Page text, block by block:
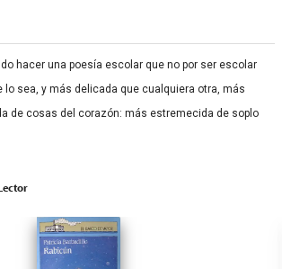
hacer una poesía escolar que no por ser escolar
lo sea, y más delicada que cualquiera otra, más
de cosas del corazón: más estremecida de soplo